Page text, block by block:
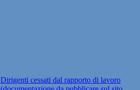
Dirigenti cessati dal rapporto di lavoro